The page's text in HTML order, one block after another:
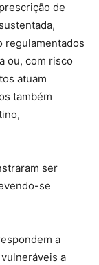
de
regulamentados
ou, com risco
atuam
também
ser
se
a
a